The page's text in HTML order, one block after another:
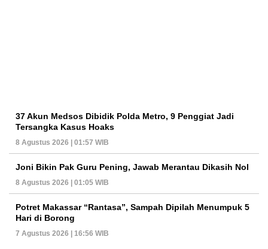
37 Akun Medsos Dibidik Polda Metro, 9 Penggiat Jadi
Tersangka Kasus Hoaks
8 Agustus 2026 | 01:57 WIB
Joni Bikin Pak Guru Pening, Jawab Merantau Dikasih Nol
8 Agustus 2026 | 01:05 WIB
Potret Makassar “Rantasa”, Sampah Dipilah Menumpuk 5
Hari di Borong
7 Agustus 2026 | 16:56 WIB